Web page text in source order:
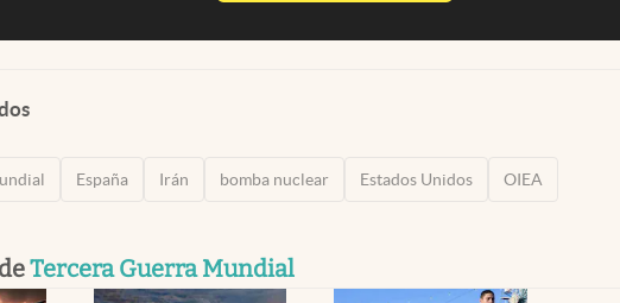
España Irán bomba nuclear Estados Unidos OIEA
Tercera Guerra Mundial